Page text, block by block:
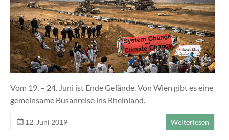
Vom 19. – 24. Juni ist Ende Gelände. Von Wien gibt es eine
gemeinsame Busanreise ins Rheinland.
12. Juni 2019 Weiterlesen